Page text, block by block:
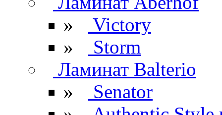
»
Victory
»
Storm
Ламинат Balterio
»
Senator